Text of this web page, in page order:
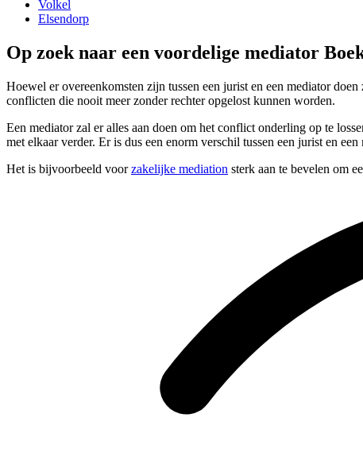
Volkel
Elsendorp
Op zoek naar een voordelige mediator
Hoewel er overeenkomsten zijn tussen een jurist en een mediator
conflicten die nooit meer zonder rechter opgelost kunnen worden.
Een mediator zal er alles aan doen om het conflict onderling op te
met elkaar verder. Er is dus een enorm verschil tussen een jurist en een
Het is bijvoorbeeld voorzakelijke mediation sterk aan te bevelen om